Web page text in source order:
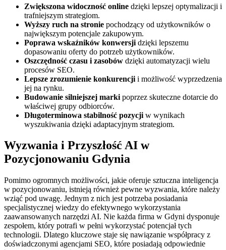
Zwiększona widoczność online dzięki lepszej optymalizacji i
trafniejszym strategiom.
Wyższy ruch na stronie pochodzący od użytkowników o
największym potencjale zakupowym.
Poprawa wskaźników konwersji dzięki lepszemu
dopasowaniu oferty do potrzeb użytkowników.
Oszczędność czasu i zasobów dzięki automatyzacji wielu
procesów SEO.
Lepsze zrozumienie konkurencji i możliwość wyprzedzenia
jej na rynku.
Budowanie silniejszej marki poprzez skuteczne dotarcie do
właściwej grupy odbiorców.
Długoterminowa stabilność pozycji w wynikach
wyszukiwania dzięki adaptacyjnym strategiom.
Wyzwania i Przyszłość AI w
Pozycjonowaniu Gdynia
Pomimo ogromnych możliwości, jakie oferuje sztuczna inteligencja
w pozycjonowaniu, istnieją również pewne wyzwania, które należy
wziąć pod uwagę. Jednym z nich jest potrzeba posiadania
specjalistycznej wiedzy do efektywnego wykorzystania
zaawansowanych narzędzi AI. Nie każda firma w Gdyni dysponuje
zespołem, który potrafi w pełni wykorzystać potencjał tych
technologii. Dlatego kluczowe staje się nawiązanie współpracy z
doświadczonymi agencjami SEO, które posiadają odpowiednie